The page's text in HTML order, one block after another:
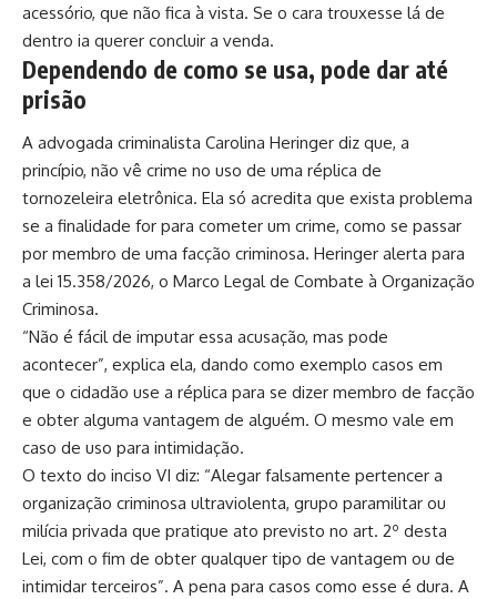
acessório, que não fica à vista. Se o cara trouxesse lá de
dentro ia querer concluir a venda.
Dependendo de como se usa, pode dar até
prisão
A advogada criminalista Carolina Heringer diz que, a
princípio, não vê crime no uso de uma réplica de
tornozeleira eletrônica. Ela só acredita que exista problema
se a finalidade for para cometer um crime, como se passar
por membro de uma facção criminosa. Heringer alerta para
a lei 15.358/2026, o Marco Legal de Combate à Organização
Criminosa.
“Não é fácil de imputar essa acusação, mas pode
acontecer”, explica ela, dando como exemplo casos em
que o cidadão use a réplica para se dizer membro de facção
e obter alguma vantagem de alguém. O mesmo vale em
caso de uso para intimidação.
O texto do inciso VI diz: “Alegar falsamente pertencer a
organização criminosa ultraviolenta, grupo paramilitar ou
milícia privada que pratique ato previsto no art. 2º desta
Lei, com o fim de obter qualquer tipo de vantagem ou de
intimidar terceiros”. A pena para casos como esse é dura. A